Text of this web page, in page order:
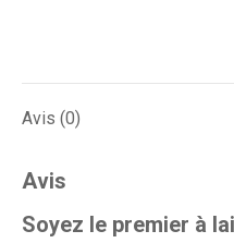
Avis (0)
Avis
Soyez le premier à